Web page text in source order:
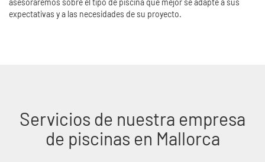
expectativas y a las necesidades de su proyecto.
Servicios de nuestra empresa
de piscinas en Mallorca